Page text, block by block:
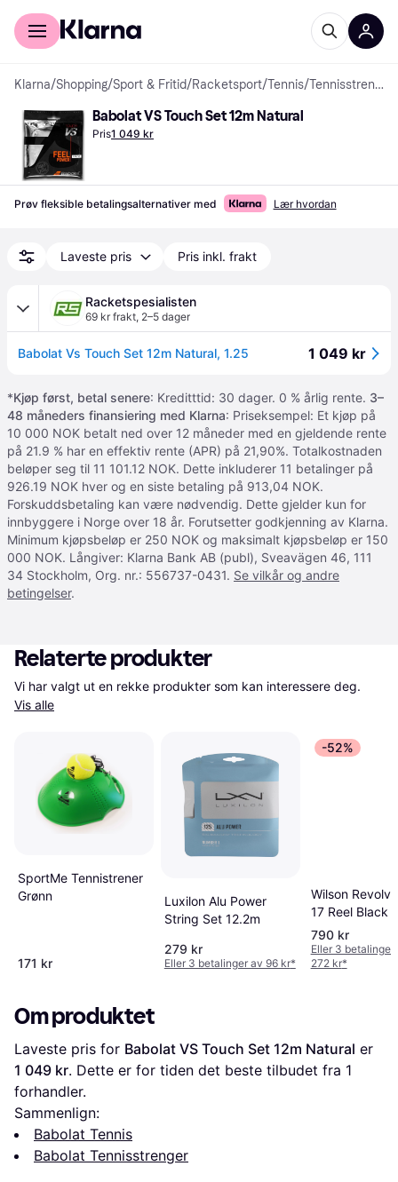
For kunder
Klarna/Shopping/Sport & Fritid/Racketsport/Tennis/ Tennisstrenger
Babolat VS Touch Set 12m Natural
Pris1 049 kr
Prøv fleksible betalingsalternativer med Lær hvordan
Laveste pris Pris inkl. frakt
Racketspesialisten
69 kr frakt, 2–5 dager
Babolat Vs Touch Set 12m Natural, 1.25 1 049 kr
*Kjøp først, betal senere: Kreditttid: 30 dager. 0 % årlig rente. 3–
48 måneders finansiering med Klarna: Priseksempel: Et kjøp på
10 000 NOK betalt ned over 12 måneder med en gjeldende rente
på 21.9 % har en effektiv rente (APR) på 21,90%. Totalkostnaden
beløper seg til 11 101.12 NOK. Dette inkluderer 11 betalinger på
926.19 NOK hver og en siste betaling på 913,04 NOK.
Forskuddsbetaling kan være nødvendig. Dette gjelder kun for
innbyggere i Norge over 18 år. Forutsetter godkjenning av Klarna.
Minimum kjøpsbeløp er 250 NOK og maksimalt kjøpsbeløp er 150
000 NOK. Långiver: Klarna Bank AB (publ), Sveavägen 46, 111
34 Stockholm, Org. nr.: 556737-0431. Se vilkår og andre
betingelser.
Relaterte produkter
Vis alle
SportMe Tennistrener
Grønn
171 kr
Luxilon Alu Power
String Set 12.2m
279 kr
Eller 3 betalinger av 96 kr*
-52%
Wilson
17 Reel Black
790 kr
Eller 3 betalinger
272 kr*
Om produktet
Laveste pris for Babolat VS Touch Set 12m Natural
1 049 kr. Dette er for tiden det beste tilbudet fra 1
forhandler.
Sammenlign:
Babolat Tennis
Babolat Tennisstrenger